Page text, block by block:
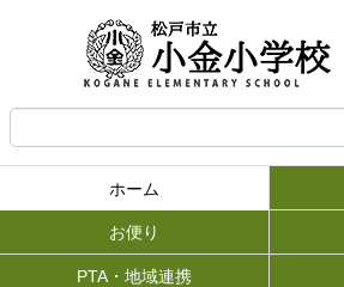
ホーム
お便り
PTA・地域連携